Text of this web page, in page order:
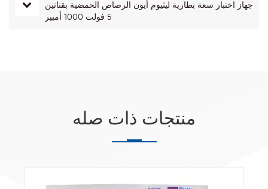
جهاز اختبار سعة بطارية ليثيوم أيون الرصاص الحمضية بقناتين
5 فولت 1000 أمبير
منتجات ذات صله